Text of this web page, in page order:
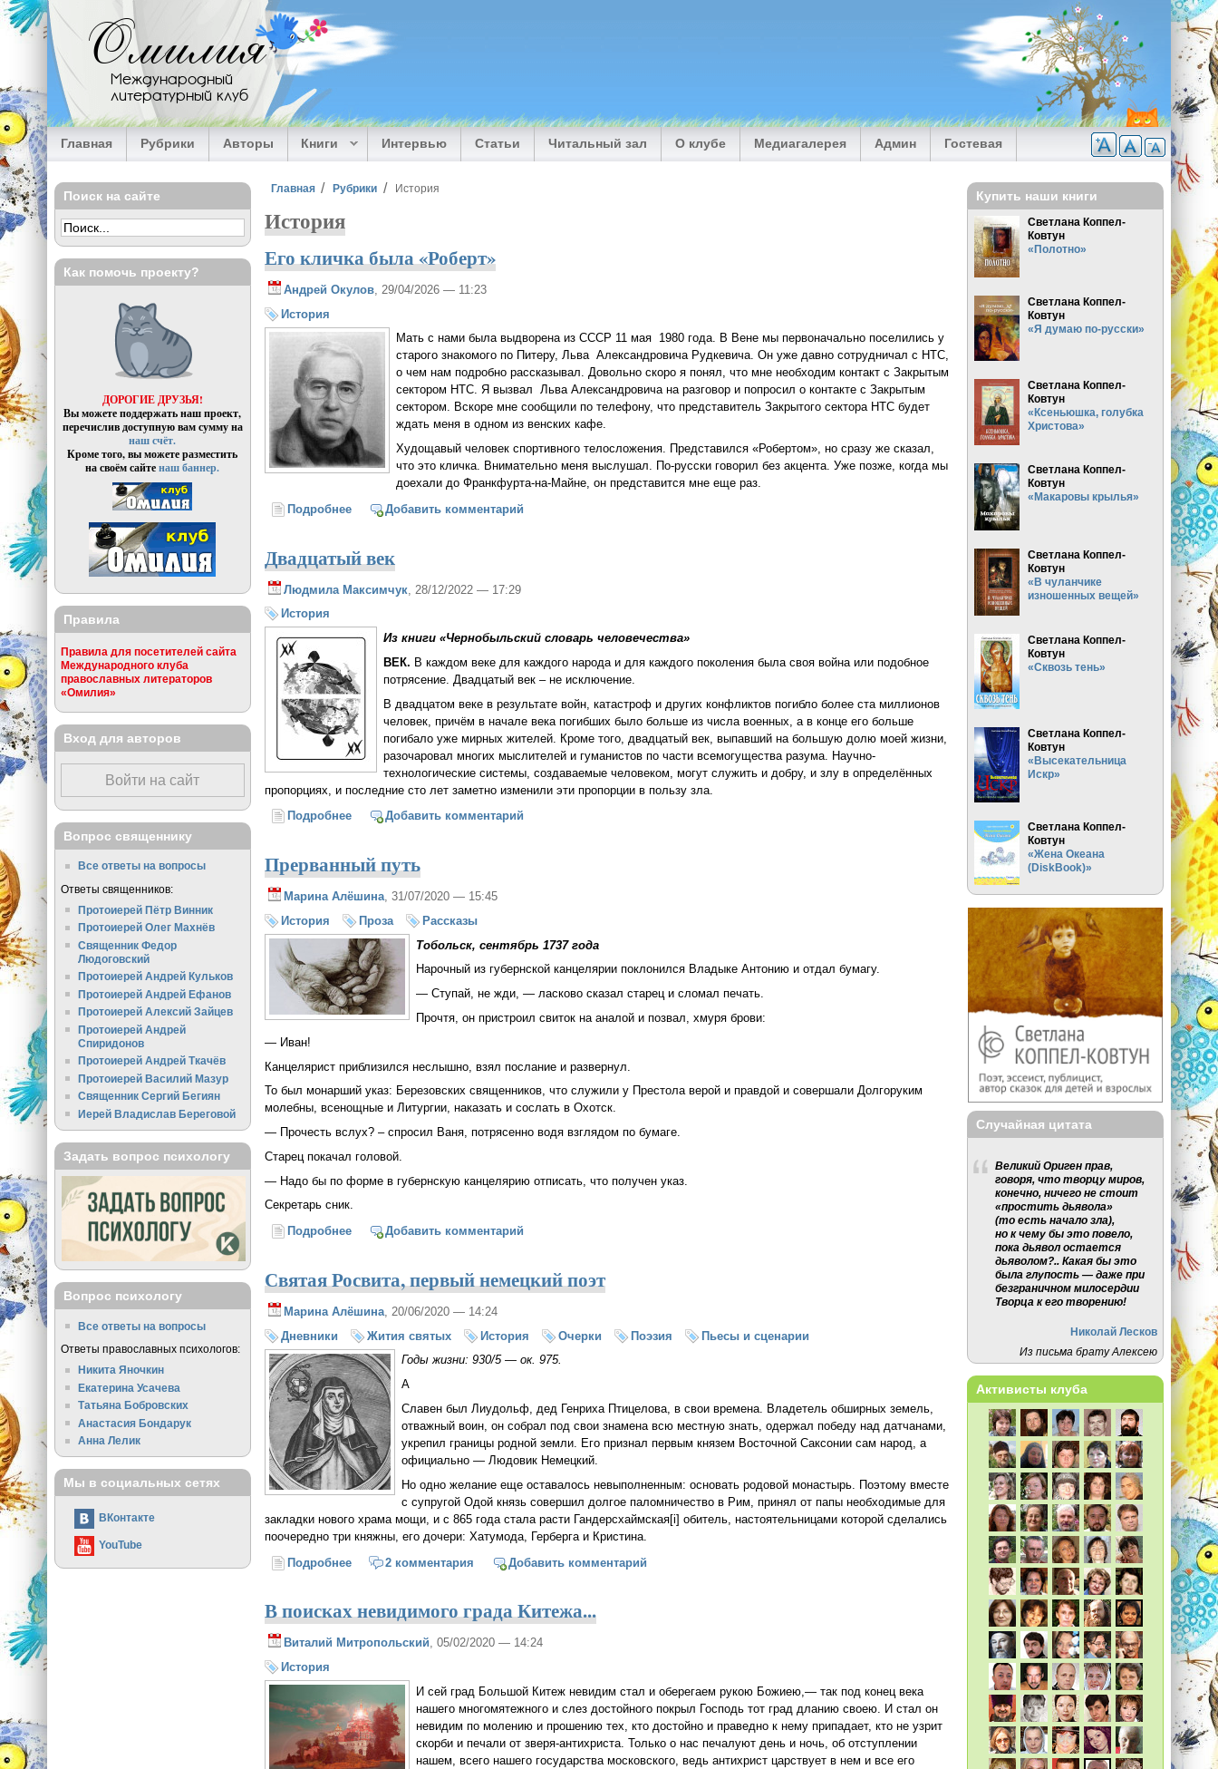
Перейти к основному содержанию
Омилия
Международный
литературный клуб
Главная Рубрики Авторы Книги Интервью Статьи Читальный зал О клубе Медиагалерея Админ Гостевая
Вы здесь
Главная Рубрики История
История
Его кличка была «Роберт»
Андрей Окулов , 29/04/2026 — 11:23
История
Мать с нами была выдворена из СССР 11 мая 1980 года. В Вене мы первоначально поселились у
старого знакомого по Питеру, Льва Александровича Рудкевича. Он уже давно сотрудничал с НТС,
о чем нам подробно рассказывал. Довольно скоро я понял, что мне необходим контакт с Закрытым
сектором НТС. Я вызвал Льва Александровича на разговор и попросил о контакте с Закрытым
сектором. Вскоре мне сообщили по телефону, что представитель Закрытого сектора НТС будет
ждать меня в одном из венских кафе.
Худощавый человек спортивного телосложения. Представился «Робертом», но сразу же сказал,
что это кличка. Внимательно меня выслушал. По-русски говорил без акцента. Уже позже, когда мы
доехали до Франкфурта-на-Майне, он представится мне еще раз.
Подробнеео Его кличка была «Роберт»
Добавить комментарий
Двадцатый век
Людмила Максимчук , 28/12/2022 — 17:29
История
Из книги «Чернобыльский словарь человечества»
ВЕК. В каждом веке для каждого народа и для каждого поколения была своя война или подобное
потрясение. Двадцатый век – не исключение.
В двадцатом веке в результате войн, катастроф и других конфликтов погибло более ста миллионов
человек, причём в начале века погибших было больше из числа военных, а в конце его больше
погибало уже мирных жителей. Кроме того, двадцатый век, выпавший на большую долю моей жизни,
разочаровал многих мыслителей и гуманистов по части всемогущества разума. Научно-
технологические системы, создаваемые человеком, могут служить и добру, и злу в определённых
пропорциях, и последние сто лет заметно изменили эти пропорции в пользу зла.
Подробнеео Двадцатый век
Добавить комментарий
Прерванный путь
Марина Алёшина, 31/07/2020 — 15:45
История
Проза
Рассказы
Тобольск, сентябрь 1737 года
Нарочный из губернской канцелярии поклонился Владыке Антонию и отдал бумагу.
— Ступай, не жди, — ласково сказал старец и сломал печать.
Прочтя, он пристроил свиток на аналой и позвал, хмуря брови:
— Иван!
Канцелярист приблизился неслышно, взял послание и развернул.
То был монарший указ: Березовских священников, что служили у Престола верой и правдой и совершали Долгоруким
молебны, всенощные и Литургии, наказать и сослать в Охотск.
— Прочесть вслух? – спросил Ваня, потрясенно водя взглядом по бумаге.
Старец покачал головой.
— Надо бы по форме в губернскую канцелярию отписать, что получен указ.
Секретарь сник.
Подробнеео Прерванный путь
Добавить комментарий
Святая Росвита, первый немецкий поэт
Марина Алёшина , 20/06/2020 — 14:24
Дневники
Жития святых История Очерки Поэзия
Пьесы и сценарии
Годы жизни: 930/5 — ок. 975.
А
Славен был Лиудольф, дед Генриха Птицелова, в свои времена. Владетель обширных земель,
отважный воин, он собрал под свои знамена всю местную знать, одержал победу над датчанами,
укрепил границы родной земли. Его признал первым князем Восточной Саксонии сам народ, а
официально — Людовик Немецкий.
Но одно желание еще оставалось невыполненным: основать родовой монастырь. Поэтому вместе
с супругой Одой князь совершил долгое паломничество в Рим, принял от папы необходимые для
закладки нового храма мощи, и с 865 года стала расти Гандерсхаймская[i] обитель, настоятельницами которой сделались
поочередно три княжны, его дочери: Хатумода, Герберга и Кристина.
Подробнеео Святая Росвита, первый немецкий поэт
2 комментария Добавить комментарий
В поисках невидимого града Китежа...
Виталий Митропольский, 05/02/2020 — 14:24
История
И сей град Большой Китеж невидим стал и оберегаем рукою Божиею,— так под конец века
нашего многомятежного и слез достойного покрыл Господь тот град дланию своею. И стал он
невидим по молению и прошению тех, кто достойно и праведно к нему припадает, кто не узрит
скорби и печали от зверя-антихриста. Только о нас печалуют день и ночь, об отступлении
нашем, всего нашего государства московского, ведь антихрист царствует в нем и все его
Поиск на сайте
Как помочь проекту?
ДОРОГИЕ ДРУЗЬЯ!
Вы можете поддержать наш проект,
перечислив доступную вам сумму на
наш счёт.
Кроме того, вы можете разместить
на своём сайтенаш баннер.
Правила
Правила для посетителей сайта
Международного клуба
православных литераторов
«Омилия»
Вход для авторов
Войти на сайт
Вопрос священнику
Все ответы на вопросы
Ответы священников:
Протоиерей Пётр Винник
Протоиерей Олег Махнёв
Священник Федор
Людоговский
Протоиерей Андрей Кульков
Протоиерей Андрей Ефанов
Протоиерей Алексий Зайцев
Протоиерей Андрей
Спиридонов
Протоиерей Андрей Ткачёв
Протоиерей Василий Мазур
Священник Сергий Бегиян
Иерей Владислав Береговой
Задать вопрос психологу
Вопрос психологу
Все ответы на вопросы
Ответы православных психологов:
Никита Яночкин
Екатерина Усачева
Татьяна Бобровских
Анастасия Бондарук
Анна Лелик
Мы в социальных сетях
ВКонтакте
YouTube
Купить наши книги
Светлана Коппел-
Ковтун
«Полотно»
Светлана Коппел-
Ковтун
«Я думаю по-русски»
Светлана Коппел-
Ковтун
«Ксеньюшка, голубка
Христова»
Светлана Коппел-
Ковтун
«Макаровы крылья»
Светлана Коппел-
Ковтун
«В чуланчике
изношенных вещей»
Светлана Коппел-
Ковтун
«Сквозь тень»
Светлана Коппел-
Ковтун
«Высекательница
Искр»
Светлана Коппел-
Ковтун
«Жена Океана
(DiskBook)»
Случайная цитата
Великий Ориген прав,
говоря, что творцу миров,
конечно, ничего не стоит
«простить дьявола»
(то есть начало зла),
но к чему бы это повело,
пока дьявол остается
дьяволом?.. Какая бы это
была глупость — даже при
безграничном милосердии
Творца к его творению!
Николай Лесков
Из письма брату Алексею
Активисты клуба